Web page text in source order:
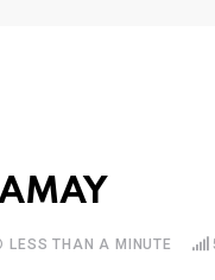
LESS THAN A MINUTE